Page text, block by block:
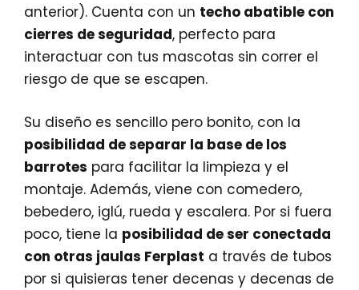
anterior). Cuenta con un techo abatible con
cierres de seguridad, perfecto para
interactuar con tus mascotas sin correr el
riesgo de que se escapen.
Su diseño es sencillo pero bonito, con la
posibilidad de separar la base de los
barrotes para facilitar la limpieza y el
montaje. Además, viene con comedero,
bebedero, iglú, rueda y escalera. Por si fuera
poco, tiene la posibilidad de ser conectada
con otras jaulas Ferplast a través de tubos
por si quisieras tener decenas y decenas de